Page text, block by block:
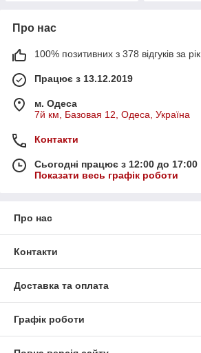
Про нас
100% позитивних з 378 відгуків за рік
Працює з 13.12.2019
м. Одеса
7й км, Базовая 12, Одеса, Україна
Контакти
Сьогодні працює з 12:00 до 17:00
Показати весь графік роботи
Про нас
Контакти
Доставка та оплата
Графік роботи